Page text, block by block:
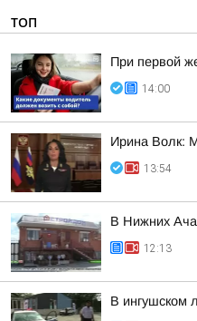
ТОП
При первой
14:00
Ирина Волк:
13:54
В Нижних
12:13
В ингушском